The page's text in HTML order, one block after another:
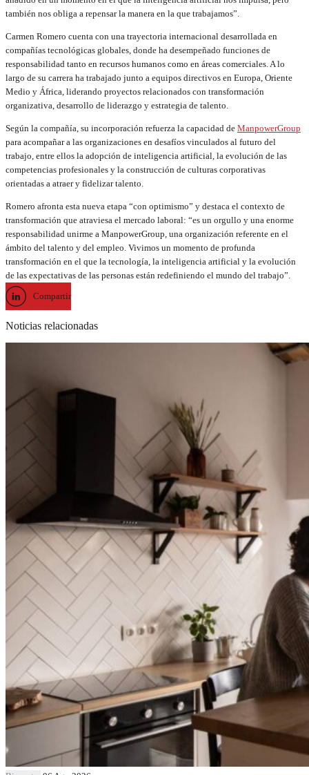
también nos obliga a repensar la manera en la que trabajamos”.
Carmen Romero cuenta con una trayectoria internacional desarrollada en
compañías tecnológicas globales, donde ha desempeñado funciones de
responsabilidad tanto en recursos humanos como en áreas comerciales. A lo
largo de su carrera ha trabajado junto a equipos directivos en Europa, Oriente
Medio y África, liderando proyectos relacionados con transformación
organizativa, desarrollo de liderazgo y estrategia de talento.
Según la compañía, su incorporación refuerza la capacidad de ManpowerGroup
para acompañar a las organizaciones en desafíos vinculados al futuro del
trabajo, entre ellos la adopción de inteligencia artificial, la evolución de las
competencias profesionales y la construcción de culturas corporativas
orientadas a atraer y fidelizar talento.
Romero afronta esta nueva etapa “con optimismo” y destaca el contexto de
transformación que atraviesa el mercado laboral: “es un orgullo y una enorme
responsabilidad unirme a ManpowerGroup, una organización referente en el
ámbito del talento y del empleo. Vivimos un momento de profunda
transformación en el que la tecnología, la inteligencia artificial y la evolución
de las expectativas de las personas están redefiniendo el mundo del trabajo”.
Compartir
Noticias relacionadas